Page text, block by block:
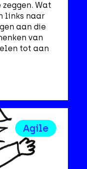
Wat
links naar
aan die
van
tot aan
Agile